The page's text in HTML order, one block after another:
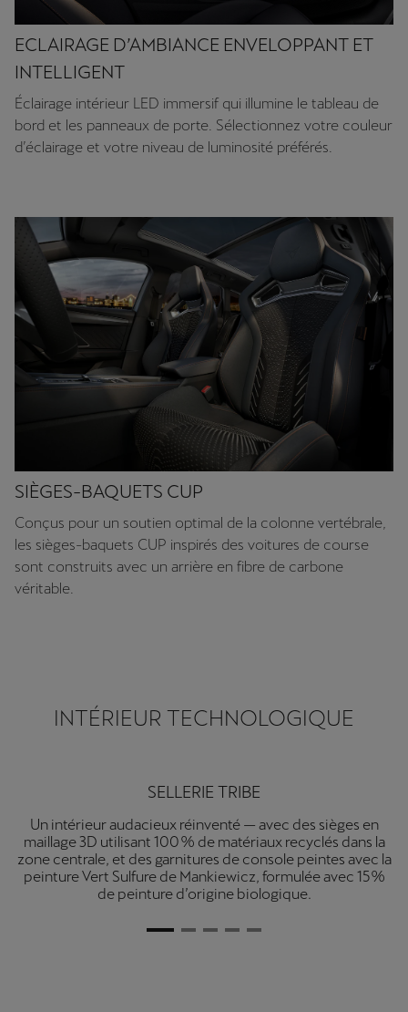
ECLAIRAGE D’AMBIANCE ENVELOPPANT ET
INTELLIGENT
Éclairage intérieur LED immersif qui illumine le tableau de
bord et les panneaux de porte. Sélectionnez votre couleur
d’éclairage et votre niveau de luminosité préférés.
SIÈGES-BAQUETS CUP
Conçus pour un soutien optimal de la colonne vertébrale,
les sièges-baquets CUP inspirés des voitures de course
sont construits avec un arrière en fibre de carbone
véritable.
INTÉRIEUR TECHNOLOGIQUE
SELLERIE TRIBE
Un intérieur audacieux réinventé — avec des sièges en
maillage 3D utilisant 100 % de matériaux recyclés dans la
zone centrale, et des garnitures de console peintes avec la
peinture Vert Sulfure de Mankiewicz, formulée avec 15 %
de peinture d’origine biologique.